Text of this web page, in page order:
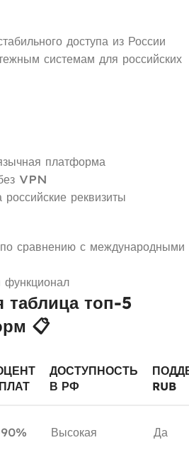
доступа из России
системам для российских
платформа
VPN
реквизиты
сравнению с международными
функционал
таблица топ-5
📋
ДОСТУПНОСТЬ
В РФ
RUB
Высокая Да